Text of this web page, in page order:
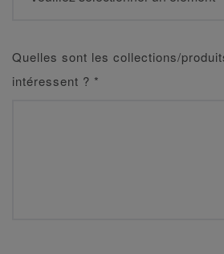
Quelles sont les collections/
intéressent ? *